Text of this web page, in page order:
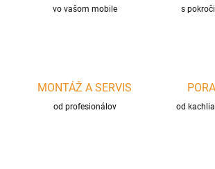
vo vašom mobile s
MONTÁŽ A SERVIS
od profesionálov od